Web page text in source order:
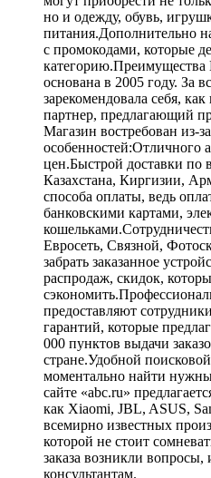
но и одежду, обувь,
питания.Дополнительно
с промокодами, которые
основана в 2005 году. За
зарекомендовала себя,
партнер, предлагающий
Магазин востребован из-
особенностей:Отличного
цен.Быстрой доставки по
Казахстана, Киргизии,
способа оплаты, ведь
банковскими картами,
Евросеть, Связной,
забрать заказанное
распродаж, скидок,
предоставляют
гарантий, которые
000 пунктов выдачи
стране.Удобной
моментально найти
сайте «abc.ru»
как Xiaomi, JBL, ASUS,
всемирно известных
которой не стоит
заказа возникли вопросы,
консультантам.